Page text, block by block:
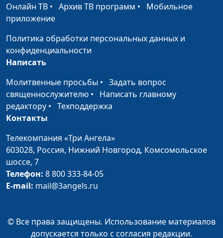
Христос после воскресения:
небо. Деяния апостолов 1:3-14
Воскресение Христа. Гробница
Другой Утешитель - Дух Святой.
Евангелие по Иоанну 14:16-31
Ирина
заповеди Мои: как выразить
любовь к Иисусу?. Евангелие по
Иоанну 14:1-15
Омовение ног Иисусом.
Подготовка к вечере. Евангелие
Жизнь земная и жизнь вечная.
Ирина
#37
Онлайн ТВ • Архив ТВ программ • Мобильное
приложение
Политика обработки персональных данных и
конфиденциальности
Написать
Молитвенные просьбы • Задать вопрос
священнослужителю • Написать главному
редактору • Техподдержка
Контакты
Телекомпания «Три Ангела»
603028, Россия, Нижний Новгород, Комсомольское
шоссе, 7
Телефон: 8 800 333-84-05
E-mail: mail@3angels.ru
© Все права защищены. Использование материалов
допускается только с согласия редакции.